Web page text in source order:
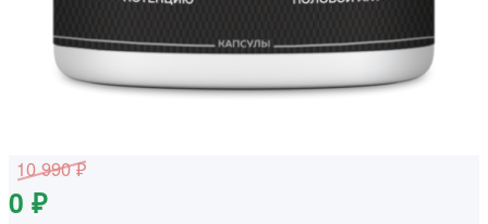
10 990 ₽
0 ₽